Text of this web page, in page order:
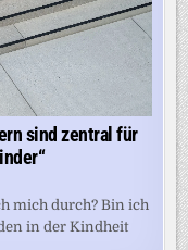
sind zentral für
mich durch? Bin ich
in der Kindheit